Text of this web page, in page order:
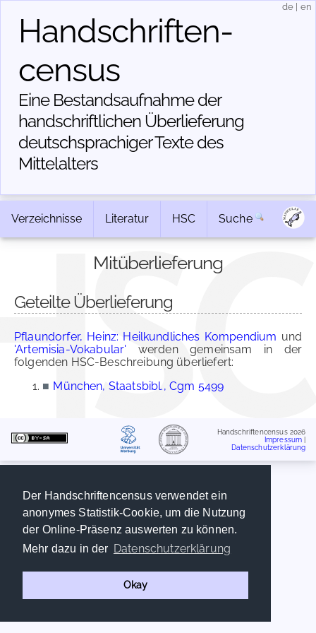
Der Handschriftencensus verwendet ein
anonymes Statistik-Cookie, um die Nutzung
der Online-Präsenz auswerten zu können.
Mehr dazu in der Datenschutzerklärung
Okay
Handschriften­
census
Eine Bestandsaufnahme der
handschriftlichen Über­lieferung
deutschsprachiger Texte des
Mittelalters
de en
Verzeichnisse Literatur HSC Suche
Mitüberlieferung
Geteilte Überlieferung
Pflaundorfer, Heinz: Heilkundliches Kompendium und
'Artemisia-Vokabular' werden gemeinsam in der
folgenden HSC-Beschreibung überliefert:
■ München, Staatsbibl., Cgm 5499
Handschriftencensus 2026
Impressum
Datenschutzerklärung